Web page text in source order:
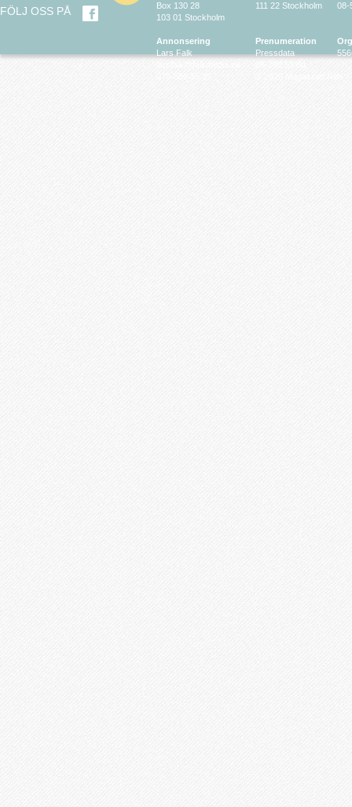
FÖLJ OSS PÅ
Box 130 28
103 01 Stockholm
Annonsering
Lars Falk
111 22 Stockholm
Prenumeration
Pressdata
08-